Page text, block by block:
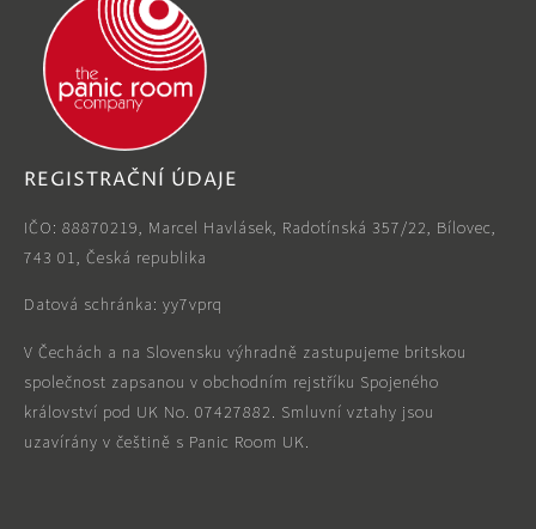
REGISTRAČNÍ ÚDAJE
IČO: 88870219, Marcel Havlásek, Radotínská 357/22, Bílovec,
743 01, Česká republika
Datová schránka: yy7vprq
V Čechách a na Slovensku výhradně zastupujeme britskou
společnost zapsanou v obchodním rejstříku Spojeného
království pod UK No. 07427882. Smluvní vztahy jsou
uzavírány v češtině s Panic Room UK.